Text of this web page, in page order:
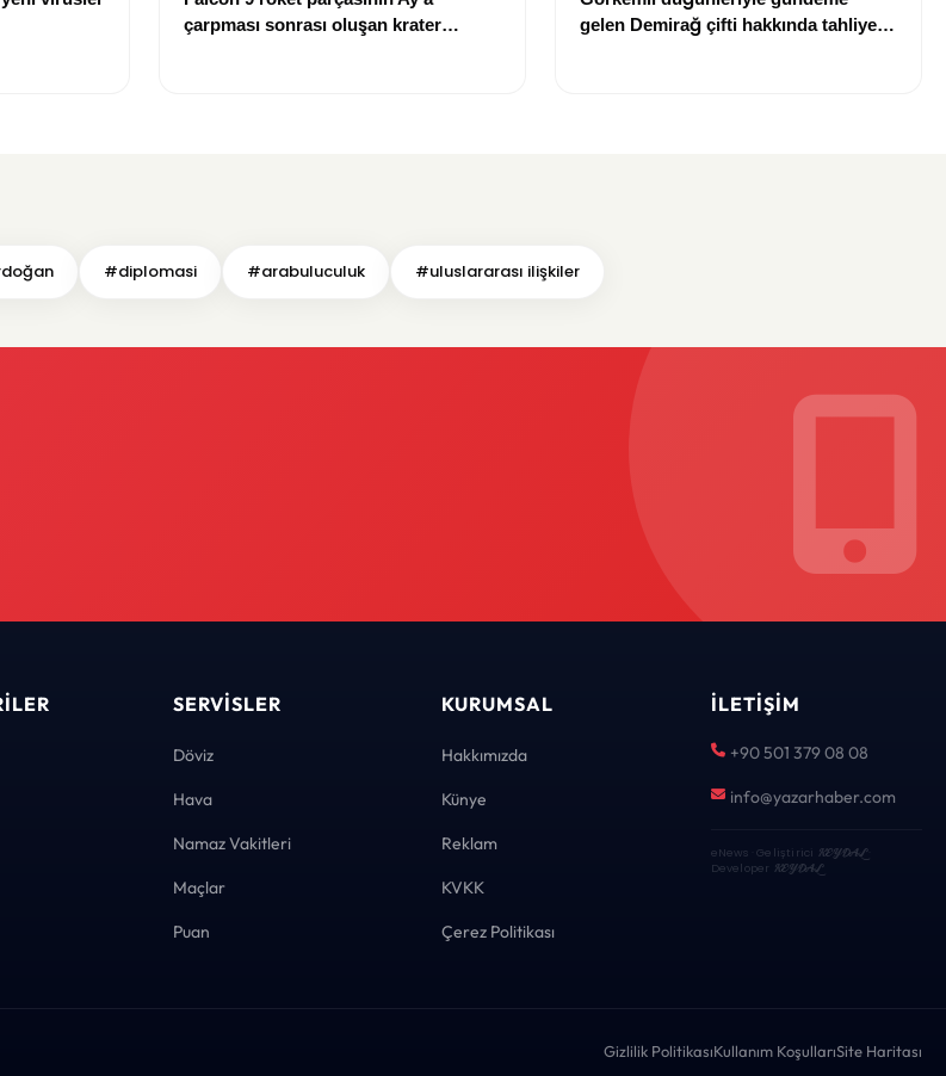
çarpması sonrası oluşan krater
gelen Demirağ çifti hakkında tahliye
#diplomasi #arabuluculuk #uluslararası ilişkiler
SERVISLER
Döviz
Hava
Namaz Vakitleri
Maçlar
Puan
KURUMSAL
Hakkımızda
Künye
Reklam
KVKK
Çerez Politikası
İLETIŞIM
+90 501 379 08 08
info@yazarhaber.com
eNews · Geliştirici KEYDAL·
Developer KEYDAL
Gizlilik PolitikasıKullanım KoşullarıSite Haritası